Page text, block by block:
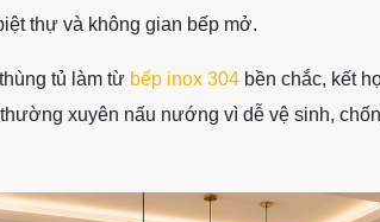
thự và không gian bếp mở.
tủ làm từ bếp inox 304 bền chắc, kết
xuyên nấu nướng vì dễ vệ sinh,